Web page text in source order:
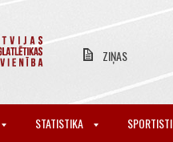
ZIŅAS
STATISTIKA SPORTISTI